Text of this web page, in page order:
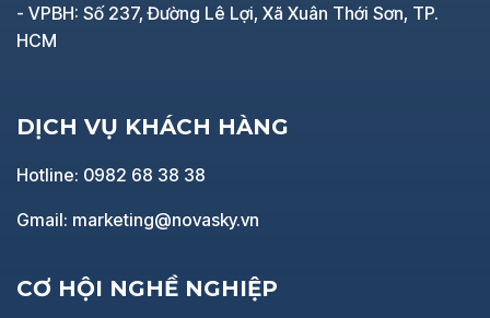
- VPBH: Số 237, Đường Lê Lợi, Xã Xuân Thới Sơn, TP.
HCM
DỊCH VỤ KHÁCH HÀNG
Hotline: 0982 68 38 38
Gmail: marketing@novasky.vn
CƠ HỘI NGHỀ NGHIỆP